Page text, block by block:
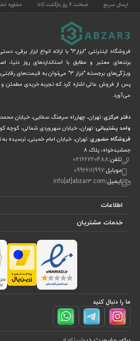
ارسال سریع ضمانت 7 روز بازگشت کالا مشاوره
فروشگاه اینترنتی "ابزار3" با ارائه
برندهای معتبر و مطابق با استانداردهای روز دنیا،
ویژگی‌های برجسته "ابزار 3" می‌توان به
پس از فروش عالی اشاره کرد که تجربه خریدی مطمئن و
می‌آورد.
دفتر مرکزی:تهران، چهارراه سرهنگ سخایی، خیابان
واحد پشتیبانی:تهران، خیابان سهروردی شمالی، کوچه کوشش،
فروشگاه حضوری:تهران، خیابان امام خمینی، نرسیده
جمشیدخواه، پلاک ۸
تلفن:02166720488
موبایل:09966111997
ایمیل:info[at]abzar3.com
اطلاعات
خدمات مشتریان
ما را دنبال کنید